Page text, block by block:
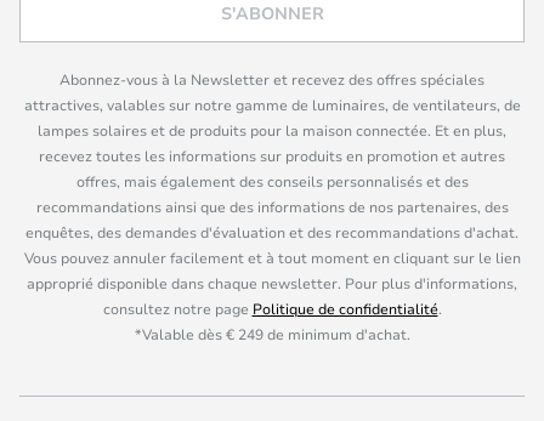
S'ABONNER
Abonnez-vous à la Newsletter et recevez des offres spéciales
attractives, valables sur notre gamme de luminaires, de ventilateurs, de
lampes solaires et de produits pour la maison connectée. Et en plus,
recevez toutes les informations sur produits en promotion et autres
offres, mais également des conseils personnalisés et des
recommandations ainsi que des informations de nos partenaires, des
enquêtes, des demandes d'évaluation et des recommandations d'achat.
Vous pouvez annuler facilement et à tout moment en cliquant sur le lien
approprié disponible dans chaque newsletter. Pour plus d'informations,
consultez notre page Politique de confidentialité.
*Valable dès € 249 de minimum d'achat.